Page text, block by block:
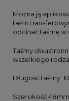
Można ją
taśm
odcinać taśmę w
Taśmy
wszelkiego
Długość taśmy:
Szerokość 48mm.